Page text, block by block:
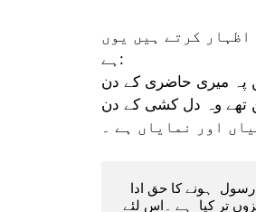
کرتے ہیں یوں
ہے:
پہ میری حاضری کے دن
وہ دل کشی کے دن
اور نمایاں ہے ۔